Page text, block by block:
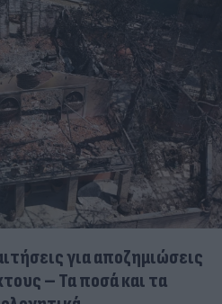
για αποζημιώσεις
– Τα ποσά και τα